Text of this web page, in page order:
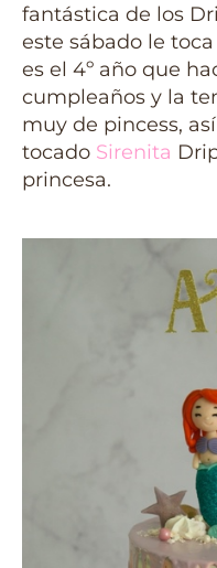
fantástica de los
este sábado le
es el 4º año que
cumpleaños y la
muy de pincess,
tocado Sirenita
princesa.